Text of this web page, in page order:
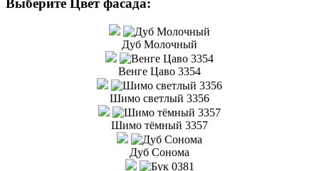
Дуб Молочный
Венге Цаво 3354
Шимо светлый 3356
Шимо тёмный 3357
Дуб Сонома